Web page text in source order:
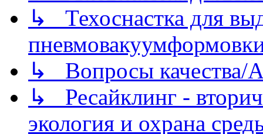
↳ Техоснастка для
↳ Вопросы качества/
↳ Ресайклинг -
экология и охрана